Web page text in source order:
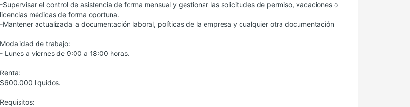
-Supervisar el control de asistencia de forma mensual y gestionar las solicitudes de permiso, vacaciones o
licencias médicas de forma oportuna.
-Mantener actualizada la documentación laboral, políticas de la empresa y cualquier otra documentación.
Modalidad de trabajo:
- Lunes a viernes de 9:00 a 18:00 horas.
Renta:
$600.000 líquidos.
Requisitos: